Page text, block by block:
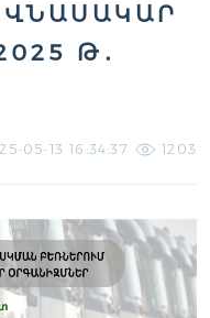
Թ․
05-13 16:34:37 1203